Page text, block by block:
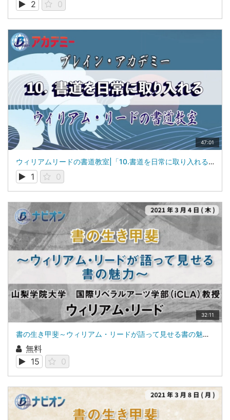
2 0
47:01
ウィリアムリードの書道教室|「10.書道を日常に取り入れる」|山梨学院大学 国際リベラルアーツ学部（iCLA）教授 ウィリアム・リード
1 0
32:11
書の生き甲斐～ウィリアム・リードが語って見せる書の魅力～||山梨学院大学 国際リベラルアーツ学部（iCLA）教授 ウィリアム・リード
無料
15
0